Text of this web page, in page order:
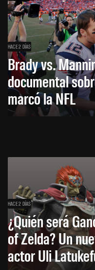
HACE 2 DÍAS
Brady vs.
documental
marcó la NFL
HACE 2 DÍAS
¿Quién será
of Zelda? Un
actor Uli